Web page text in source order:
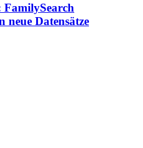
FamilySearch
Datensätze